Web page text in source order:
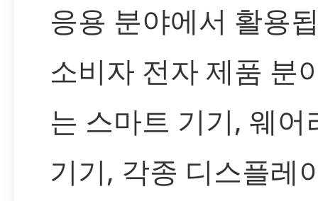
응용 분야에서 활용
소비자 전자 제품 분
는 스마트 기기, 웨어
기기, 각종 디스플레